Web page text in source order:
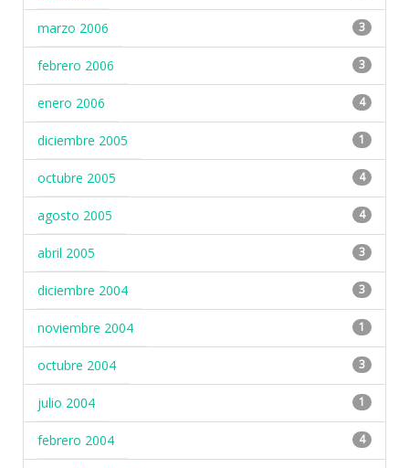
marzo 2006 3
febrero 2006 3
enero 2006 4
diciembre 2005 1
octubre 2005 4
agosto 2005 4
abril 2005 3
diciembre 2004 3
noviembre 2004 1
octubre 2004 3
julio 2004 1
febrero 2004 4